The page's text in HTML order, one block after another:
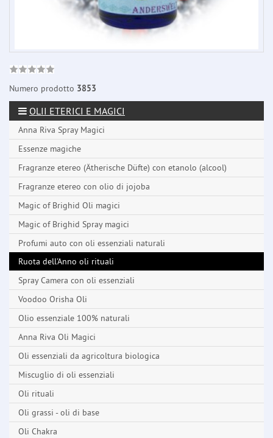
Numero prodotto 3853
OLII ETERICI E MAGICI
Anna Riva Spray Magici
Essenze magiche
Fragranze etereo (Ätherische Düfte) con etanolo (alcool)
Fragranze etereo con olio di jojoba
Magic of Brighid Oli magici
Magic of Brighid Spray magici
Profumi auto con oli essenziali naturali
Ruota dell'Anno oli rituali
Spray Camera con oli essenziali
Voodoo Orisha Oli
Olio essenziale 100% naturali
Anna Riva Oli Magici
Oli essenziali da agricoltura biologica
Miscuglio di oli essenziali
Oli rituali
Oli grassi - oli di base
Oli Chakra